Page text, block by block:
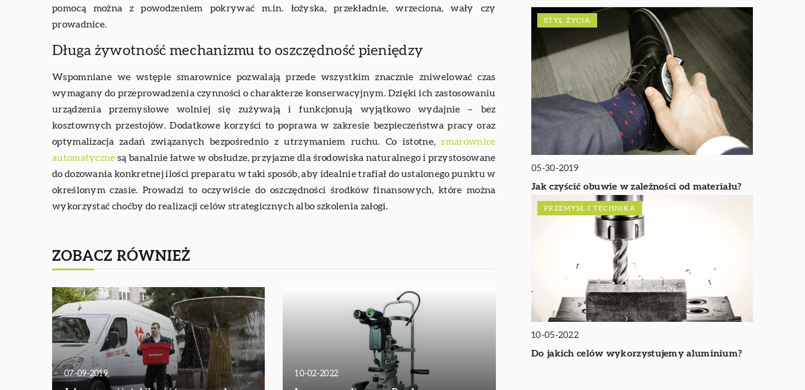
pomocą można z powodzeniem pokrywać m.in. łożyska, przekładnie, wrzeciona, wały czy
prowadnice.
Długa żywotność mechanizmu to oszczędność pieniędzy
Wspomniane we wstępie smarownice pozwalają przede wszystkim znacznie zniwelować czas
wymagany do przeprowadzenia czynności o charakterze konserwacyjnym. Dzięki ich zastosowaniu
urządzenia przemysłowe wolniej się zużywają i funkcjonują wyjątkowo wydajnie – bez
kosztownych przestojów. Dodatkowe korzyści to poprawa w zakresie bezpieczeństwa pracy oraz
optymalizacja zadań związanych bezpośrednio z utrzymaniem ruchu. Co istotne,smarownice
automatyczne są banalnie łatwe w obsłudze, przyjazne dla środowiska naturalnego i przystosowane
do dozowania konkretnej ilości preparatu w taki sposób, aby idealnie trafiał do ustalonego punktu w
określonym czasie. Prowadzi to oczywiście do oszczędności środków finansowych, które można
wykorzystać choćby do realizacji celów strategicznych albo szkolenia załogi.
ZOBACZ RÓWNIEŻ
07-09-2019 10-02-2022
STYL ŻYCIA
05-30-2019
Jak czyścić obuwie w zależności od materiału?
PRZEMYSŁ I TECHNIKA
10-05-2022
Do jakich celów wykorzystujemy aluminium?